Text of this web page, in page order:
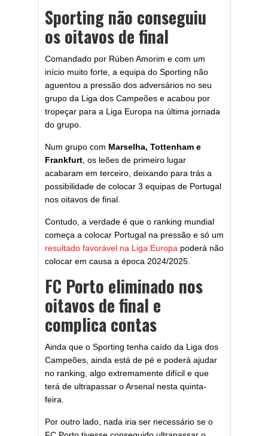
Sporting não conseguiu
os oitavos de final
Comandado por Rúben Amorim e com um
início muito forte, a equipa do Sporting não
aguentou a pressão dos adversários no seu
grupo da Liga dos Campeões e acabou por
tropeçar para a Liga Europa na última jornada
do grupo.
Num grupo com Marselha, Tottenham e
Frankfurt , os leões de primeiro lugar
acabaram em terceiro, deixando para trás a
possibilidade de colocar 3 equipas de Portugal
nos oitavos de final.
Contudo, a verdade é que o ranking mundial
começa a colocar Portugal na pressão e só um
resultado favorável na Liga Europa poderá não
colocar em causa a época 2024/2025.
FC Porto eliminado nos
oitavos de final e
complica contas
Ainda que o Sporting tenha caído da Liga dos
Campeões, ainda está de pé e poderá ajudar
no ranking, algo extremamente difícil e que
terá de ultrapassar o Arsenal nesta quinta-
feira.
Por outro lado, nada iria ser necessário se o